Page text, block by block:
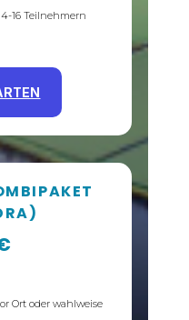
16 Teilnehmern
Ort oder wahlweise